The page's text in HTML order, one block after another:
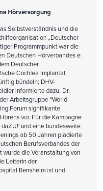
Hörversorgung
Selbstverständnis und die
„Deutscher
Programmpunkt war die
Deutschen Hörverbandes e.
Deutscher
Cochlea Implantat
bündeln; DHV-
informierte dazu. Dr.
Arbeitsgruppe “World
Forum signifikante
vor. Für die Kampagne
eine bundesweite
ab 50 Jahren plädierte
Berufsverbandes der
wurde die Veranstaltung von
Leiterin der
Bensheim ist und